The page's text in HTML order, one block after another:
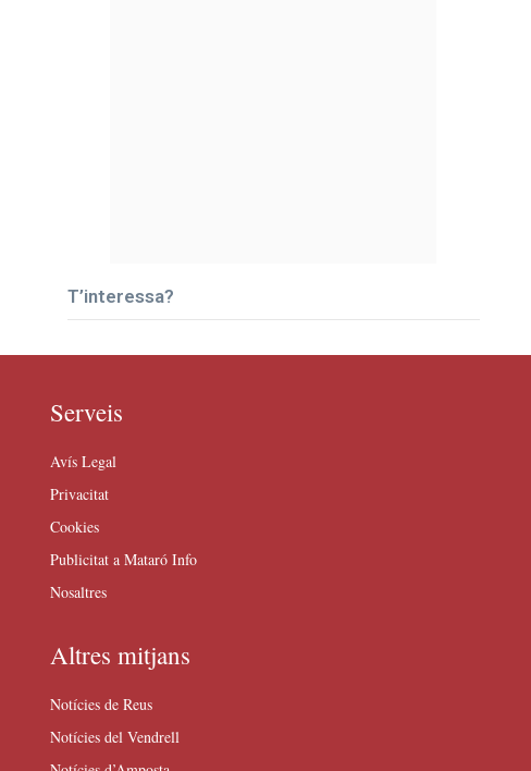
T’interessa?
Serveis
Avís Legal
Privacitat
Cookies
Publicitat a Mataró Info
Nosaltres
Altres mitjans
Notícies de Reus
Notícies del Vendrell